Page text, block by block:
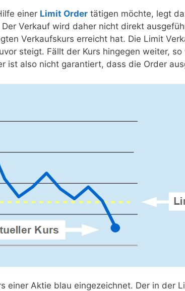
einer Limit Order tätigen möchte, legt
Verkauf wird daher nicht direkt
Verkaufskurs erreicht hat. Die Limit
steigt. Fällt der Kurs hingegen weiter,
ist also nicht garantiert, dass die Order
einer Aktie blau eingezeichnet. Der in der